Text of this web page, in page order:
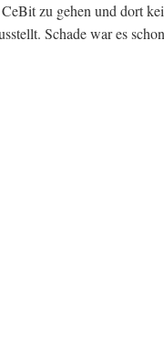
zu gehen und dort
Schade war es